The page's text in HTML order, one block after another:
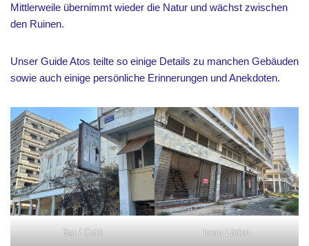
Mittlerweile übernimmt wieder die Natur und wächst zwischen
den Ruinen.
Unser Guide Atos teilte so einige Details zu manchen Gebäuden
sowie auch einige persönliche Erinnerungen und Anekdoten.
Bar / Café leere Läden